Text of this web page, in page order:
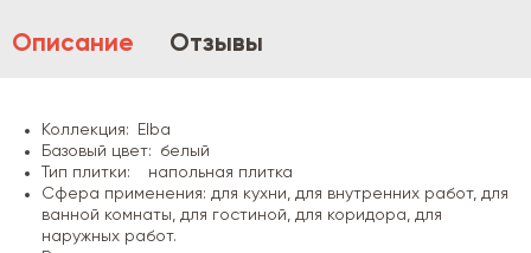
Описание Отзывы
Коллекция: Elba
Базовый цвет: белый
Тип плитки: напольная плитка
Сфера применения: для кухни, для внутренних работ, для
ванной комнаты, для гостиной, для коридора, для
наружных работ.